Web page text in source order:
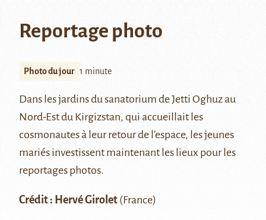
Reportage photo
Photo du jour 1 minute
Dans les jardins du sanatorium deJetti Oghuzau
Nord-Est du Kirgizstan, qui accueillait les
cosmonautesà leur retour de l’espace, les jeunes
mariés investissent maintenant les lieux pour les
reportages photos.
Crédit : Hervé Girolet (France)